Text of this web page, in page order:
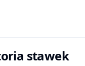
stawek